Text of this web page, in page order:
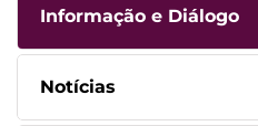
Informação e Diálogo
Notícias